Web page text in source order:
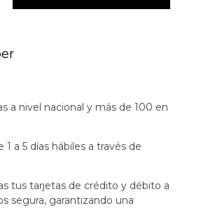
a nivel nacional y más de 100 en
a 5 días hábiles a través de
tus tarjetas de crédito y débito a
segura, garantizando una